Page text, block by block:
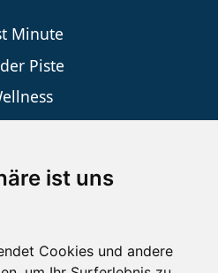
ist uns
Cookies und andere
Minute
Piste
SKI APP
für iOS und Android - Ein
und Schneefreaks!